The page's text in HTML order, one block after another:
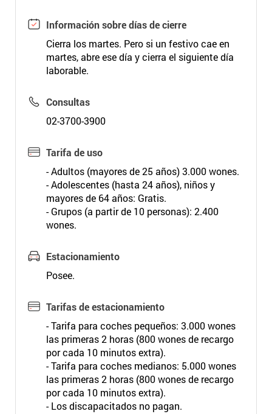
Información sobre días de cierre
Cierra los martes. Pero si un festivo cae en
martes, abre ese día y cierra el siguiente día
laborable.
Consultas
02-3700-3900
Tarifa de uso
- Adultos (mayores de 25 años) 3.000 wones.
- Adolescentes (hasta 24 años), niños y
mayores de 64 años: Gratis.
- Grupos (a partir de 10 personas): 2.400
wones.
Estacionamiento
Posee.
Tarifas de estacionamiento
- Tarifa para coches pequeños: 3.000 wones
las primeras 2 horas (800 wones de recargo
por cada 10 minutos extra).
- Tarifa para coches medianos: 5.000 wones
las primeras 2 horas (800 wones de recargo
por cada 10 minutos extra).
- Los discapacitados no pagan.